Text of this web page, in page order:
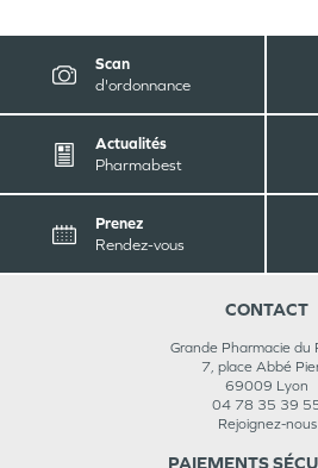
Scan
d'ordonnance
Actualités
Pharmabest
Prenez
Rendez-vous
CONTACT
Grande Pharmacie du
7, place Abbé
69009 Lyon
04 78 35 39
Rejoignez-nous
PAIEMENTS